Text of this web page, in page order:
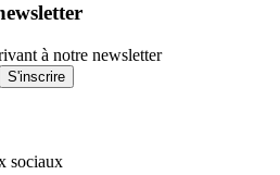
à notre newsletter
S'inscrire
sociaux